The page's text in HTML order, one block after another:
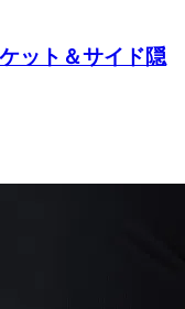
ット＆サイド隠